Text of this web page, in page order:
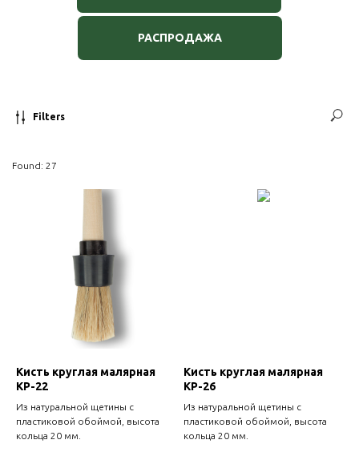
РАСПРОДАЖА
Filters
Found: 27
Кисть круглая малярная
КР-22
Из натуральной щетины с
пластиковой обоймой, высота
кольца 20 мм.
Кисть круглая малярная
КР-26
Из натуральной щетины с
пластиковой обоймой, высота
кольца 20 мм.